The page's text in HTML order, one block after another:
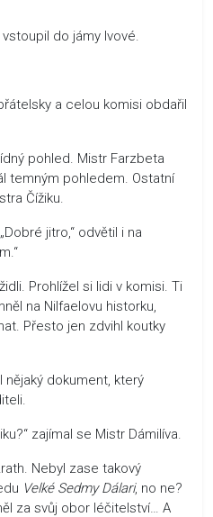
do jámy lvové.
a celou komisi obdařil
pohled. Mistr Farzbeta
temným pohledem. Ostatní
Čížiku.
jitro,“ odvětil i na
Prohlížel si lidi v komisi. Ti
na Nilfaelovu historku,
Přesto jen zdvihl koutky
dokument, který
zajímal se Mistr Dámilíva.
Nebyl zase takový
Velké Sedmy Dálari, no ne?
za svůj obor léčitelství… A